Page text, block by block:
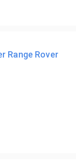
Range Rover